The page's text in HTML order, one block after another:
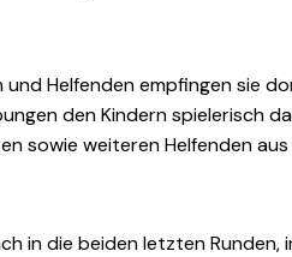
Helfenden empfingen sie
den Kindern spielerisch
sowie weiteren Helfenden
in die beiden letzten Runden,